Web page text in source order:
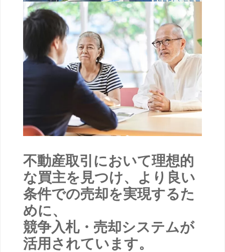
不動産取引において理想的
な買主を見つけ、より良い
条件での売却を実現するた
めに、
競争入札・売却システムが
活用されています。